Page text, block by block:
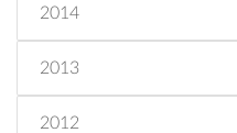
2014
2013
2012